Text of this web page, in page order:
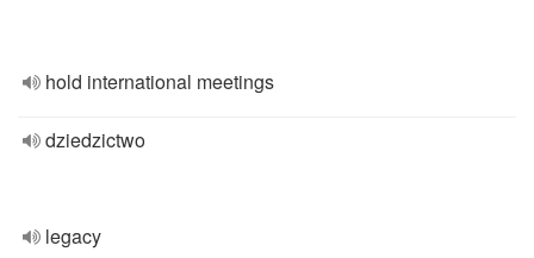
hold international meetings
dziedzictwo
legacy